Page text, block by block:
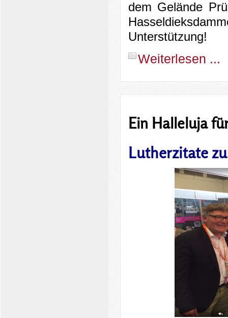
dem Gelände
Unterstützung!
Weiterlesen ...
Ein Halleluja
Lutherzitate